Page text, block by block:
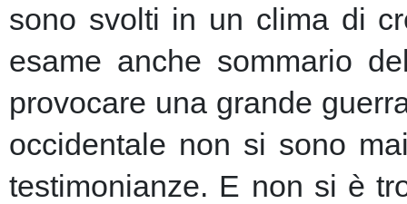
sono svolti in un clima di
esame anche sommario
provocare una grande
occidentale non si sono
testimonianze. E non si è